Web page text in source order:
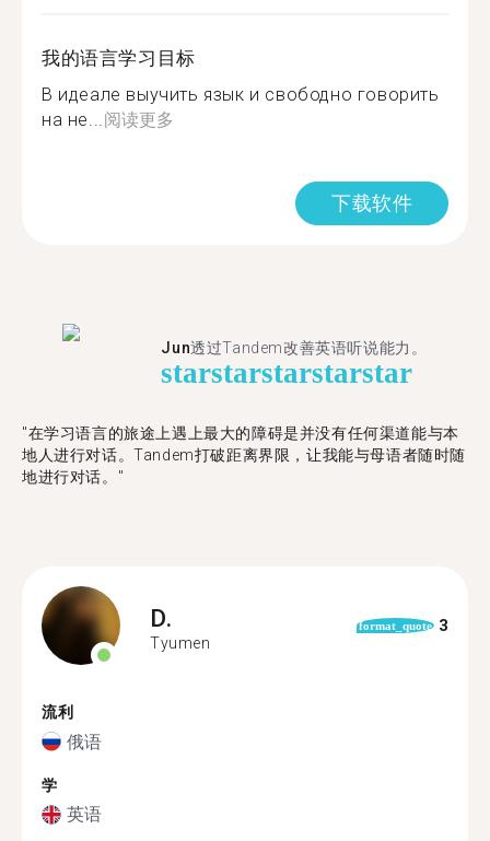
我的语言学习目标
В идеале выучить язык и свободно говорить
на не...阅读更多
下载软件
Jun透过Tandem改善英语听说能力。
starstarstarstarstar
"在学习语言的旅途上遇上最大的障碍是并没有任何渠道能与本
地人进行对话。Tandem打破距离界限，让我能与母语者随时随
地进行对话。"
D.
Tyumen
format_quote 3
流利
俄语
学
英语